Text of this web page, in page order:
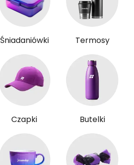
Śniadaniówki Termosy
Czapki Butelki